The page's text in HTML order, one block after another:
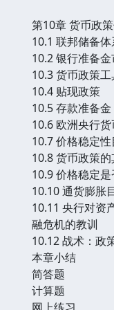
第10章 货币政
10.1 联邦储备
10.2 银行准备
10.3 货币政策工
10.4 贴现政策
10.5 存款准备金
10.6 欧洲央行
10.7 价格稳定
10.8 货币政策
10.9 价格稳定
10.10 通货膨胀
10.11 央行对资
融危机的教训
10.12 战术：政
本章小结
简答题
计算题